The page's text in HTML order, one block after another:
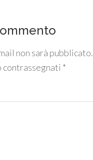
non sarà pubblicato.
*